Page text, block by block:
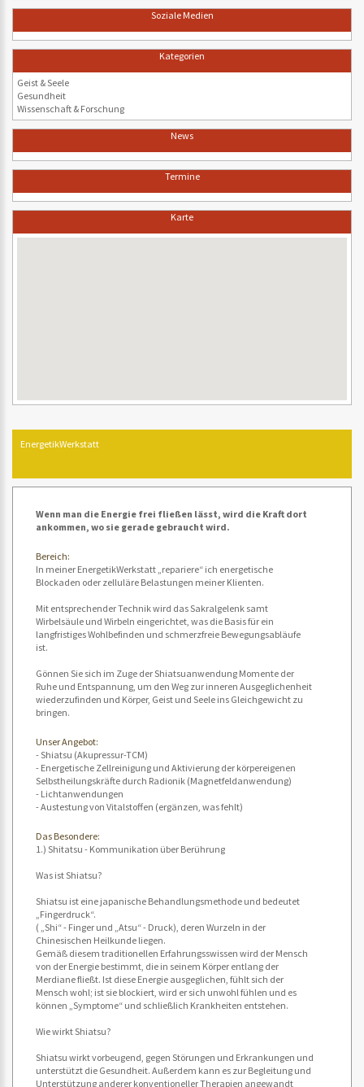
Soziale Medien
Kategorien
Geist & Seele
Gesundheit
Wissenschaft & Forschung
News
Termine
Karte
EnergetikWerkstatt
Wenn man die Energie frei fließen lässt, wird die Kraft dort
ankommen, wo sie gerade gebraucht wird.
Bereich:
In meiner EnergetikWerkstatt „repariere“ ich energetische
Blockaden oder zelluläre Belastungen meiner Klienten.
Mit entsprechender Technik wird das Sakralgelenk samt
Wirbelsäule und Wirbeln eingerichtet, was die Basis für ein
langfristiges Wohlbefinden und schmerzfreie Bewegungsabläufe
ist.
Gönnen Sie sich im Zuge der Shiatsuanwendung Momente der
Ruhe und Entspannung, um den Weg zur inneren Ausgeglichenheit
wiederzufinden und Körper, Geist und Seele ins Gleichgewicht zu
bringen.
Unser Angebot:
- Shiatsu (Akupressur-TCM)
- Energetische Zellreinigung und Aktivierung der körpereigenen
Selbstheilungskräfte durch Radionik (Magnetfeldanwendung)
- Lichtanwendungen
- Austestung von Vitalstoffen (ergänzen, was fehlt)
Das Besondere:
1.) Shitatsu - Kommunikation über Berührung
Was ist Shiatsu?
Shiatsu ist eine japanische Behandlungsmethode und bedeutet
„Fingerdruck“.
( „Shi“ - Finger und „Atsu“ - Druck), deren Wurzeln in der
Chinesischen Heilkunde liegen.
Gemäß diesem traditionellen Erfahrungsswissen wird der Mensch
von der Energie bestimmt, die in seinem Körper entlang der
Merdiane fließt. Ist diese Energie ausgeglichen, fühlt sich der
Mensch wohl; ist sie blockiert, wird er sich unwohl fühlen und es
können „Symptome“ und schließlich Krankheiten entstehen.
Wie wirkt Shiatsu?
Shiatsu wirkt vorbeugend, gegen Störungen und Erkrankungen und
unterstützt die Gesundheit. Außerdem kann es zur Begleitung und
Unterstützung anderer konventioneller Therapien angewandt